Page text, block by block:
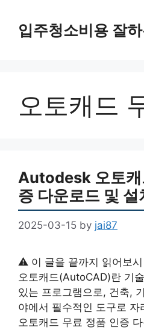
content입주청소비용 잘
오토캐드
Autodesk 오토캐
증 다운로드 및 설
2025-03-15 by jai87
⚠️ 이 글을 끝까지 읽어보
오토캐드(AutoCAD)란 기
있는 프로그램으로, 건축,
야에서 필수적인 도구로
오토캐드 무료 정품 인증